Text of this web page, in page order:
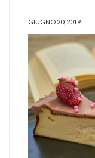
GIUGNO 20, 2019